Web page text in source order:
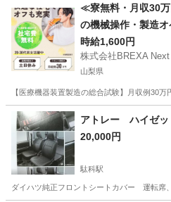
駄科駅 タイヤ、ホ
≪寮無料・月収30
の機械操作・製造
時給1,600円
株式会社BREXA Next
山梨県
【医療機器装置製造の総合試験】月収例30
山梨 その他
アトレー ハイゼッ
20,000円
駄科駅
ダイハツ純正フロントシートカバー 運転